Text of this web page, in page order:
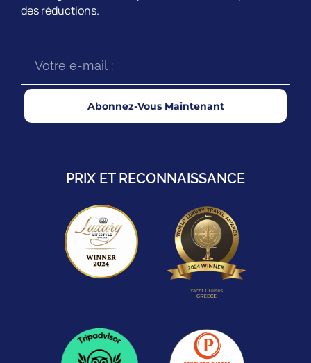
des réductions.
Abonnez-Vous Maintenant
PRIX ET RECONNAISSANCE